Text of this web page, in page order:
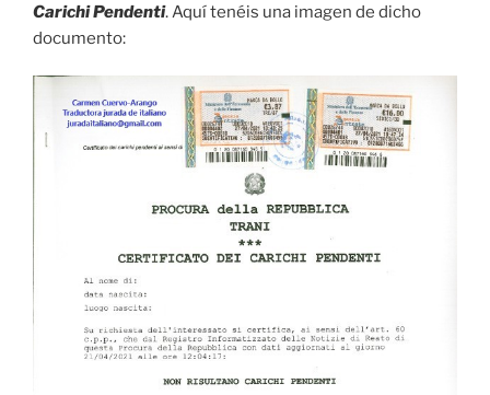
Carichi Pendenti. Aquí tenéis una imagen de dicho
documento: